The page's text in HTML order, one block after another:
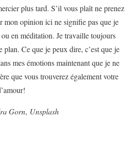
plus tard. S’il vous plaît ne prenez
mon opinion ici ne signifie pas que je
en méditation. Je travaille toujours
plan. Ce que je peux dire, c’est que je
mes émotions maintenant que je ne
que vous trouverez également votre
Gorn, Unsplash